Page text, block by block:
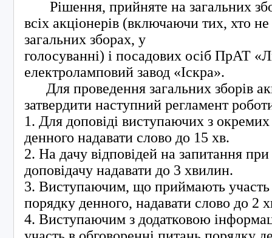
Рішення, прийняте на загальних
всіх акціонерів (включаючи тих, хто не
загальних зборах, у
голосуванні) і посадових осіб ПрАТ
електроламповий завод «Іскра».
Для проведення загальних зборів
затвердити наступний регламент
1. Для доповіді виступаючих з
денного надавати слово до 15 хв.
2. На дачу відповідей на запитання
доповідачу надавати до 3 хвилин.
3. Виступаючим, що приймають участь
порядку денного, надавати слово до 2
4. Виступаючим з додатковою